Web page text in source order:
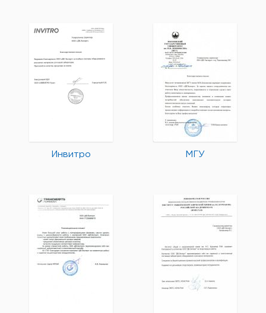
Инвитро МГУ